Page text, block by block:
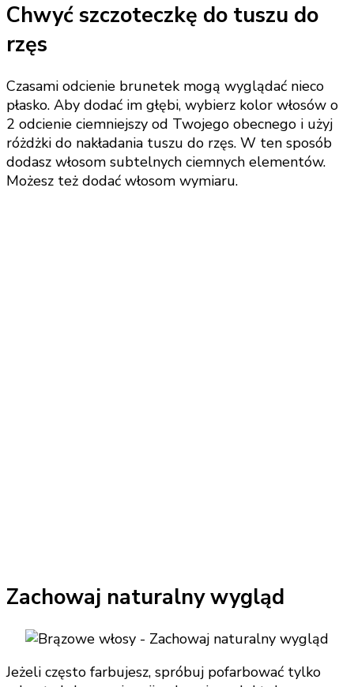
Chwyć szczoteczkę do tuszu do
rzęs
Czasami odcienie brunetek mogą wyglądać nieco
płasko. Aby dodać im głębi, wybierz kolor włosów o
2 odcienie ciemniejszy od Twojego obecnego i użyj
różdżki do nakładania tuszu do rzęs. W ten sposób
dodasz włosom subtelnych ciemnych elementów.
Możesz też dodać włosom wymiaru.
Zachowaj naturalny wygląd
Jeżeli często farbujesz, spróbuj pofarbować tylko